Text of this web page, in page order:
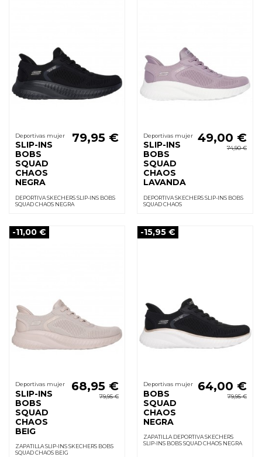
Deportivas mujer
SLIP-INS
BOBS
SQUAD
CHAOS
NEGRA
79,95 €
DEPORTIVA SKECHERS SLIP-INS BOBS
SQUAD CHAOS NEGRA
Deportivas mujer
SLIP-INS
BOBS
SQUAD
CHAOS
LAVANDA
49,00 €
74,90 €
DEPORTIVA SKECHERS SLIP-INS BOBS
SQUAD CHAOS
-11,00 €
Deportivas mujer
SLIP-INS
BOBS
SQUAD
CHAOS
BEIG
68,95 €
79,95 €
ZAPATILLA SLIP-INS SKECHERS BOBS
SQUAD CHAOS BEIG
-15,95 €
Deportivas mujer
BOBS
SQUAD
CHAOS
NEGRA
64,00 €
79,95 €
ZAPATILLA DEPORTIVA SKECHERS
SLIP-INS BOBS SQUAD CHAOS NEGRA